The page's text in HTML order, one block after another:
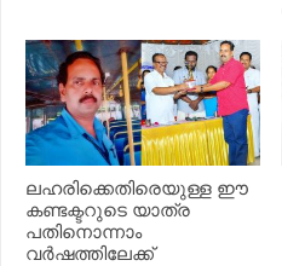
ലഹരിക്കെതിരെയുള്ള ഈ
കണ്ടക്ടറുടെ യാത്ര
പതിനൊന്നാം
വർഷത്തിലേക്ക്